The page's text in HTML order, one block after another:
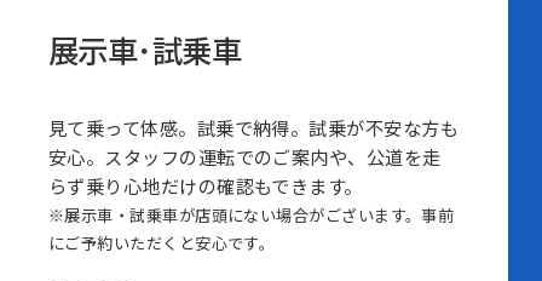
展示車･試乗車
見て乗って体感。試乗で納得。試乗が不安な方も
安心。スタッフの運転でのご案内や、公道を走
らず乗り心地だけの確認もできます。
※展示車・試乗車が店頭にない場合がございます。事前
にご予約いただくと安心です。